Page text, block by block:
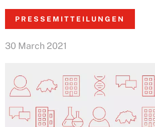
PRESSEMITTEILUNGEN
30 March 2021